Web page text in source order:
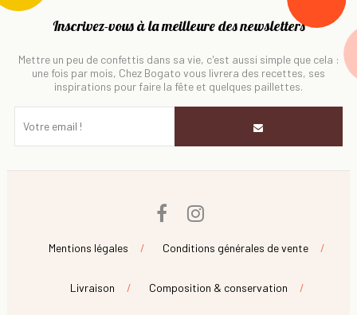
Inscrivez-vous à la meilleure des newsletters
Mettre un peu de confettis dans sa vie, c'est aussi simple que cela :
une fois par mois, Chez Bogato vous livrera des recettes, ses
inspirations pour faire la fête et quelques paillettes.
Facebook
Mentions légales Conditions générales de vente
Livraison Composition & conservation